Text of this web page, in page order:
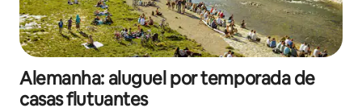
Alemanha: aluguel por temporada de
casas flutuantes